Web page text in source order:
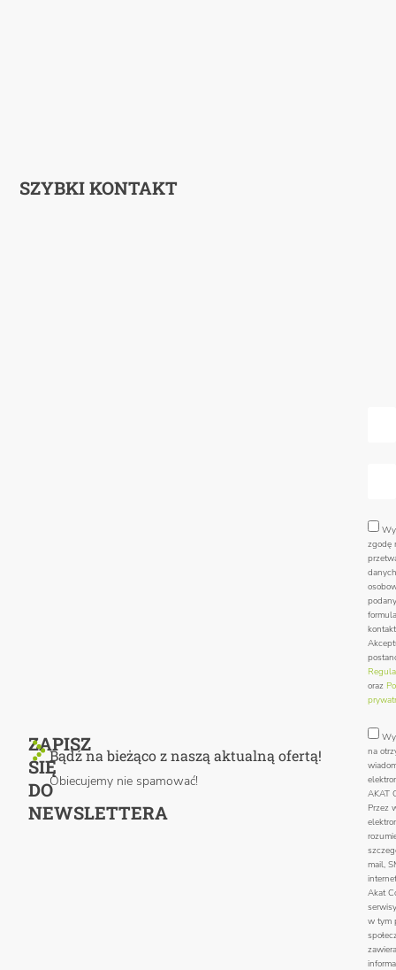
SZYBKI KONTAKT
ZAPISZ
SIĘ
DO
NEWSLETTERA
Bądź na bieżąco z naszą aktualną ofertą!
Obiecujemy nie spamować!
zgodę
danych
oraz
na
AKAT
Przez
mail,
Akat
w tym